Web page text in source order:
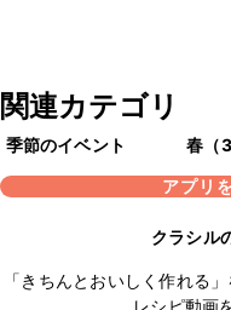
関連カテゴリ
季節のイベント 春（
アプリ
クラシル
「きちんとおいしく作れる